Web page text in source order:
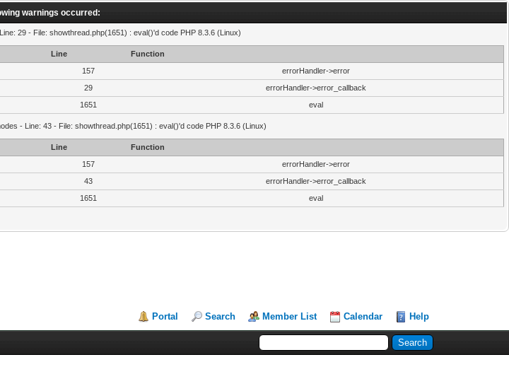
warnings occurred:
29 - File: showthread.php(1651) : eval()'d code PHP 8.3.6 (Linux)
Line
Function
157
errorHandler->error
29
errorHandler->error_callback
1651 eval
- Line: 43 - File: showthread.php(1651) : eval()'d code PHP 8.3.6 (Linux)
Line
Function
157
errorHandler->error
43
errorHandler->error_callback
1651 eval
Portal Search Member List Calendar Help